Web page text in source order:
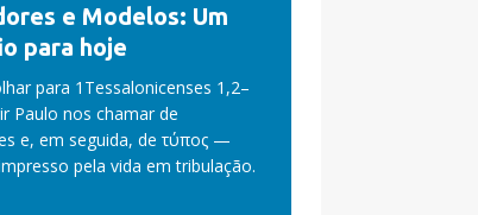
e Modelos: Um
para hoje
para 1Tessalonicenses 1,2–
Paulo nos chamar de
e, em seguida, de τύπος —
pela vida em tribulação.